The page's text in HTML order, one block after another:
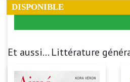
DISPONIBLE
Et aussi... Littérature